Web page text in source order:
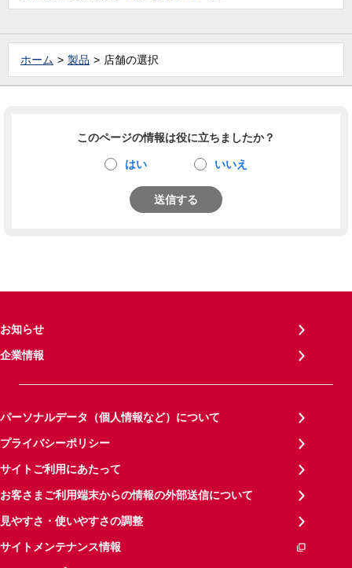
ホーム 製品 店舗の選択
このページの情報は役に立ちましたか？
はい いいえ
送信する
お知らせ
企業情報
パーソナルデータ（個人情報など）について
プライバシーポリシー
サイトご利用にあたって
お客さまご利用端末からの情報の外部送信について
見やすさ・使いやすさの調整
サイトメンテナンス情報